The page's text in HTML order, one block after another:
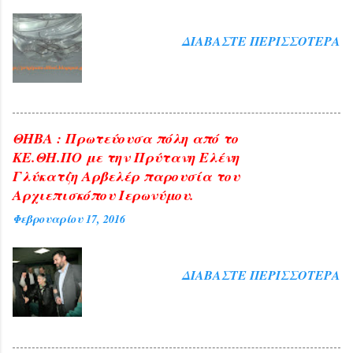
ΔΙΑΒΆΣΤΕ ΠΕΡΙΣΣΌΤΕΡΑ
ΘΗΒΑ : Πρωτεύουσα πόλη από το
ΚΕ.ΘΗ.ΠΟ με την Πρύτανη Ελένη
Γλύκατζη Αρβελέρ παρουσία του
Αρχιεπισκόπου Ιερωνύμου.
Φεβρουαρίου 17, 2016
ΔΙΑΒΆΣΤΕ ΠΕΡΙΣΣΌΤΕΡΑ